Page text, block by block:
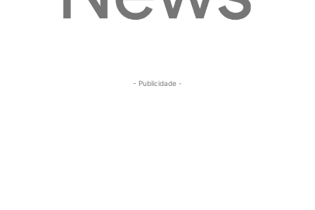
- Publicidade -